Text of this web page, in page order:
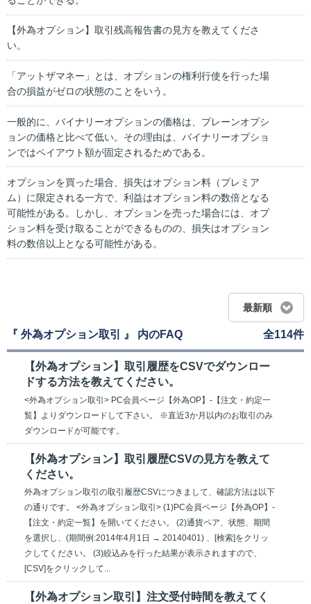
【外為オプション】取引残高報告書の見方を教えてくださ
い。
「アットザマネー」とは、オプションの権利行使を行った場
合の損益がゼロの状態のことをいう。
一般的に、バイナリーオプションの価格は、プレーンオプシ
ョンの価格と比べて低い。その理由は、バイナリーオプショ
ンではペイアウト額が固定されるためである。
オプションを買った場合、損失はオプション料（プレミア
ム）に限定される一方で、利益はオプション料の数倍となる
可能性がある。しかし、オプションを売った場合には、オプ
ション料を受け取ることができるものの、損失はオプション
料の数倍以上となる可能性がある。
最新順
『 外為オプション取引 』 内のFAQ 全114件
【外為オプション】取引履歴をCSVでダウンロー
ドする方法を教えてください。
<外為オプション取引> PC会員ページ【外為OP】-【注文・約定一
覧】よりダウンロードして下さい。 ※直近3か月以内のお取引のみ
ダウンロードが可能です。
【外為オプション】取引履歴CSVの見方を教えて
ください。
外為オプション取引の取引履歴CSVにつきまして、確認方法は以下
の通りです。 <外為オプション取引> (1)PC会員ページ【外為OP】-
【注文・約定一覧】を開いてください。 (2)通貨ペア、状態、期間
を選択し、(期間例:2014年4月1日 → 20140401) 、[検索]をクリッ
クしてください。 (3)絞込みを行った結果が表示されますので、
[CSV]をクリックして...
【外為オプション取引】注文受付時間を教えてく